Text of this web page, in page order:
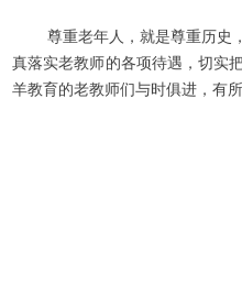
尊重老年人，就是尊重历史
真落实老教师的各项待遇，切实
羊教育的老教师们与时俱进，有